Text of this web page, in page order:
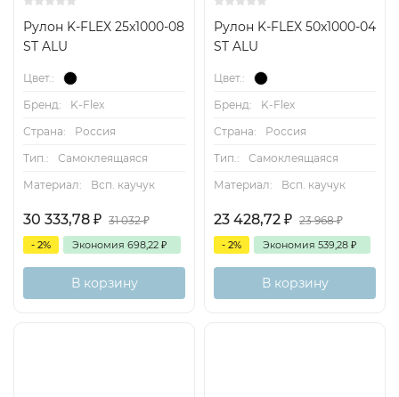
Рулон K-FLEX 25x1000-08
ST ALU
Цвет.:
Бренд:
K-Flex
Страна:
Россия
Тип.:
Самоклеящаяся
Материал:
Всп. каучук
30 333,78 ₽ 31 032₽
- 2% Экономия 698,22 ₽
В корзину
Рулон K-FLEX 50x1000-04
ST ALU
Цвет.:
Бренд:
K-Flex
Страна:
Россия
Тип.:
Самоклеящаяся
Материал:
Всп. каучук
23 428,72 ₽ 23 968₽
- 2% Экономия 539,28 ₽
В корзину